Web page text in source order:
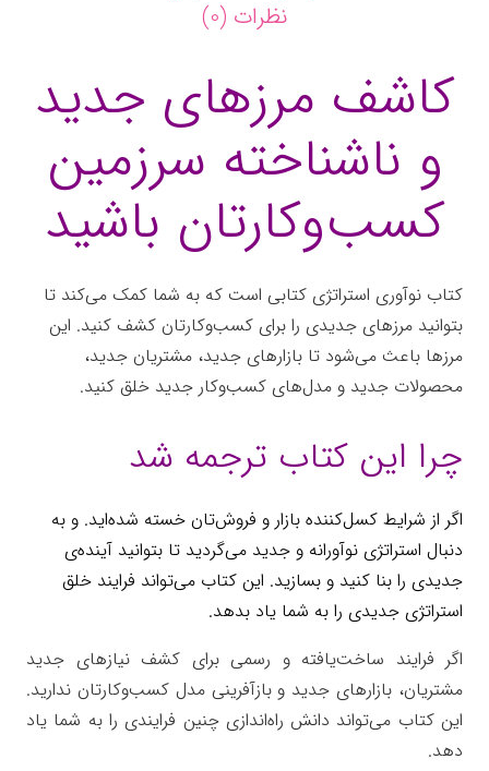
نظرات (0)
کاشف مرزهای جدید
و ناشناخته سرزمین
کسب‌وکارتان باشید
کتاب نوآوری استراتژی کتابی است که به شما کمک می‌کند تا
بتوانید مرزهای جدیدی را برای کسب‌وکارتان کشف کنید. این
مرزها باعث می‌شود تا بازارهای جدید، مشتریان جدید،
محصولات جدید و مدل‌های کسب‌وکار جدید خلق کنید.
چرا این کتاب ترجمه شد
اگر از شرایط کسل‌کننده بازار و فروش‌تان خسته شده‌‌اید. و به
دنبال استراتژی نوآورانه و جدید می‌گردید تا بتوانید آینده‌ی
جدیدی را بنا کنید و بسازید. این کتاب می‌تواند فرایند خلق
استراتژی جدیدی را به شما یاد بدهد.
اگر فرایند ساخت‌یافته و رسمی برای کشف نیازهای جدید
مشتریان، بازارهای جدید و بازآفرینی مدل کسب‌وکارتان ندارید.
این کتاب می‌تواند دانش راه‌اندازی چنین فرایندی را به شما یاد
دهد.